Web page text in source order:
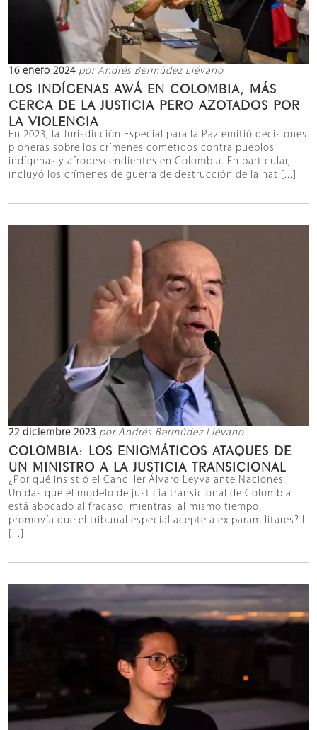
16 enero 2024 por Andrés Bermúdez Liévano
LOS INDÍGENAS AWÁ EN COLOMBIA, MÁS
CERCA DE LA JUSTICIA PERO AZOTADOS POR
LA VIOLENCIA
En 2023, la Jurisdicción Especial para la Paz emitió decisiones
pioneras sobre los crímenes cometidos contra pueblos
indígenas y afrodescendientes en Colombia. En particular,
incluyó los crímenes de guerra de destrucción de la nat [...]
22 diciembre 2023 por Andrés Bermúdez Liévano
COLOMBIA: LOS ENIGMÁTICOS ATAQUES DE
UN MINISTRO A LA JUSTICIA TRANSICIONAL
¿Por qué insistió el Canciller Álvaro Leyva ante Naciones
Unidas que el modelo de justicia transicional de Colombia
está abocado al fracaso, mientras, al mismo tiempo,
promovía que el tribunal especial acepte a ex paramilitares? L
[...]